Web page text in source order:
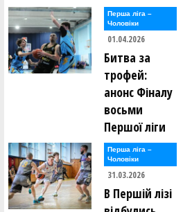
Перша лiга –
Чоловiки
01.04.2026
Битва за
трофей:
анонс Фіналу
восьми
Першої ліги
Перша лiга –
Чоловiки
31.03.2026
В Першій лізі